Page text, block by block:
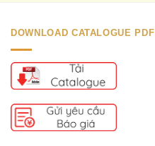
DOWNLOAD CATALOGUE PDF